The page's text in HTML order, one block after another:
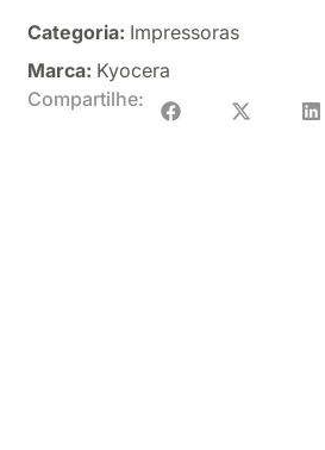
Categoria: Impressoras
Marca: Kyocera
Compartilhe: